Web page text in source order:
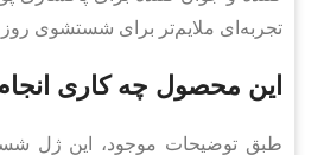
تجربه‌ای ملایم‌تر برای شستشوی
این محصول چه کاری
طبق توضیحات موجود، این ژل